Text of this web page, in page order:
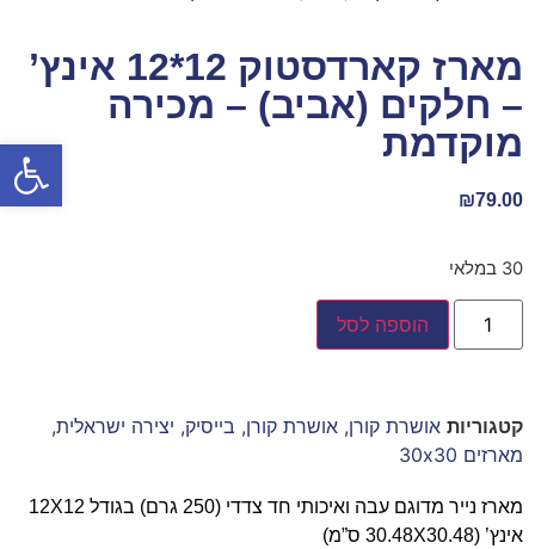
פתח
מארז קארדסטוק 12*12 אינץ’
– חלקים (אביב) – מכירה
מוקדמת
₪79.00
30 במלאי
הוספה לסל
קטגוריות אושרת קורן, אושרת קורן, בייסיק, יצירה ישראלית,
מארזים 30x30
מארז נייר מדוגם עבה ואיכותי חד צדדי (250 גרם) בגודל 12X12
אינץ’ (30.48X30.48 ס”מ)